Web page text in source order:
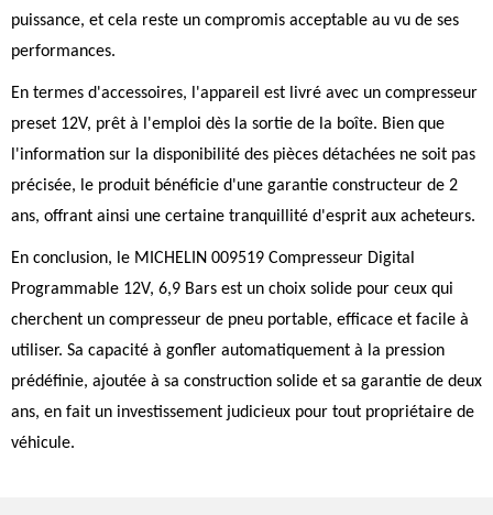
puissance, et cela reste un compromis acceptable au vu de ses
performances.
En termes d'accessoires, l'appareil est livré avec un compresseur
preset 12V, prêt à l'emploi dès la sortie de la boîte. Bien que
l'information sur la disponibilité des pièces détachées ne soit pas
précisée, le produit bénéficie d'une garantie constructeur de 2
ans, offrant ainsi une certaine tranquillité d'esprit aux acheteurs.
En conclusion, le MICHELIN 009519 Compresseur Digital
Programmable 12V, 6,9 Bars est un choix solide pour ceux qui
cherchent un compresseur de pneu portable, efficace et facile à
utiliser. Sa capacité à gonfler automatiquement à la pression
prédéfinie, ajoutée à sa construction solide et sa garantie de deux
ans, en fait un investissement judicieux pour tout propriétaire de
véhicule.